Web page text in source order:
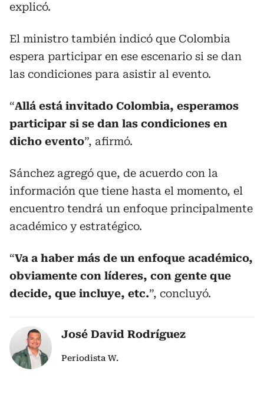
explicó.
El ministro también indicó que Colombia
espera participar en ese escenario si se dan
las condiciones para asistir al evento.
“Allá está invitado Colombia, esperamos
participar si se dan las condiciones en
dicho evento”, afirmó.
Sánchez agregó que, de acuerdo con la
información que tiene hasta el momento, el
encuentro tendrá un enfoque principalmente
académico y estratégico.
“Va a haber más de un enfoque académico,
obviamente con líderes, con gente que
decide, que incluye, etc.”, concluyó.
José David Rodríguez
Periodista W.